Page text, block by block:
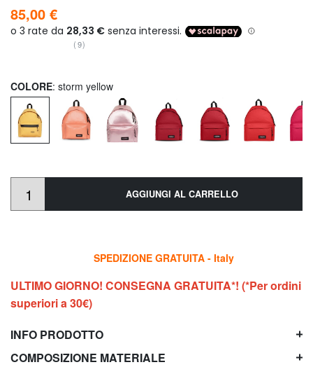
85,00 €
(9)
COLORE: storm yellow
AGGIUNGI AL CARRELLO
SPEDIZIONE GRATUITA - Italy
ULTIMO GIORNO! CONSEGNA GRATUITA*! (*Per ordini
superiori a 30€)
INFO PRODOTTO
COMPOSIZIONE MATERIALE